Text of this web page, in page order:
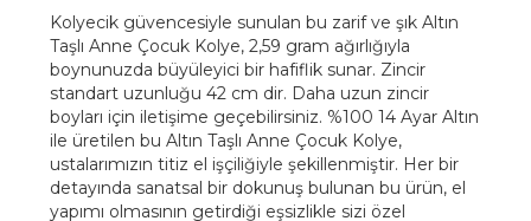
Kolyecik güvencesiyle sunulan bu zarif ve şık Altın
Taşlı Anne Çocuk Kolye, 2,59 gram ağırlığıyla
boynunuzda büyüleyici bir hafiflik sunar. Zincir
standart uzunluğu 42 cm dir. Daha uzun zincir
boyları için iletişime geçebilirsiniz. %100 14 Ayar Altın
ile üretilen bu Altın Taşlı Anne Çocuk Kolye,
ustalarımızın titiz el işçiliğiyle şekillenmiştir. Her bir
detayında sanatsal bir dokunuş bulunan bu ürün, el
yapımı olmasının getirdiği eşsizlikle sizi özel